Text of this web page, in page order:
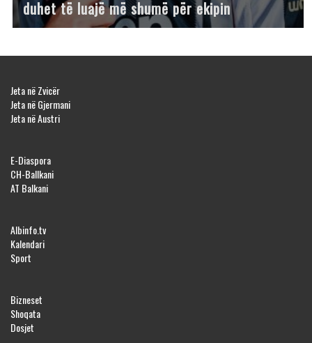
duhet të luajë më shumë për ekipin
Jeta në Zvicër
Jeta në Gjermani
Jeta në Austri
E-Diaspora
CH-Ballkani
AT Balkani
Albinfo.tv
Kalendari
Sport
Bizneset
Shoqata
Dosjet